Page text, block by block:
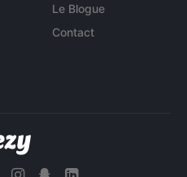
Le Blogue
Contact